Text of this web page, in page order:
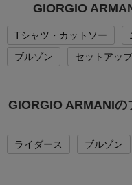
GIORGIO
Tシャツ・カットソー
ブルゾン
セットアッ
GIORGIO ARMANIの
ライダース ブルゾン